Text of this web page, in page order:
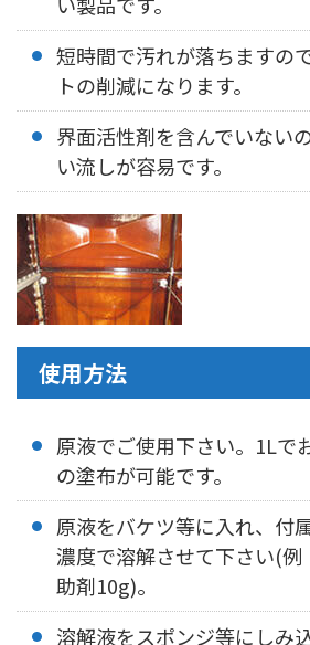
短時間で汚れが落ちますの
トの削減になります。
界面活性剤を含んでいない
い流しが容易です。
使用方法
原液でご使用下さい。1Lで
の塗布が可能です。
原液をバケツ等に入れ、付
濃度で溶解させて下さい(例
助剤10g)。
溶解液をスポンジ等にしみ